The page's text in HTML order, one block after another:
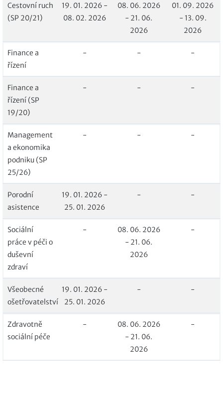
Cestovní ruch
(SP 20/21)
19. 01. 2026 -
08. 02. 2026
08. 06. 2026
- 21. 06.
2026
01. 09. 2026
- 13. 09.
2026
Finance a
řízení
- - -
Finance a
řízení (SP
19/20)
- - -
Management
a ekonomika
podniku (SP
25/26)
- - -
Porodní
asistence
19. 01. 2026 -
25. 01. 2026
- -
Sociální
práce v péči o
duševní
zdraví
-
08. 06. 2026
- 21. 06.
2026
-
Všeobecné
ošetřovatelství
19. 01. 2026 -
25. 01. 2026
- -
Zdravotně
sociální péče
-
08. 06. 2026
- 21. 06.
2026
-